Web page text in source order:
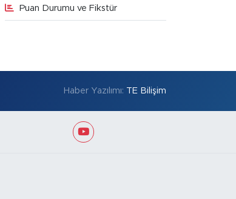
Puan Durumu ve Fikstür
Haber Yazılımı: TE Bilişim